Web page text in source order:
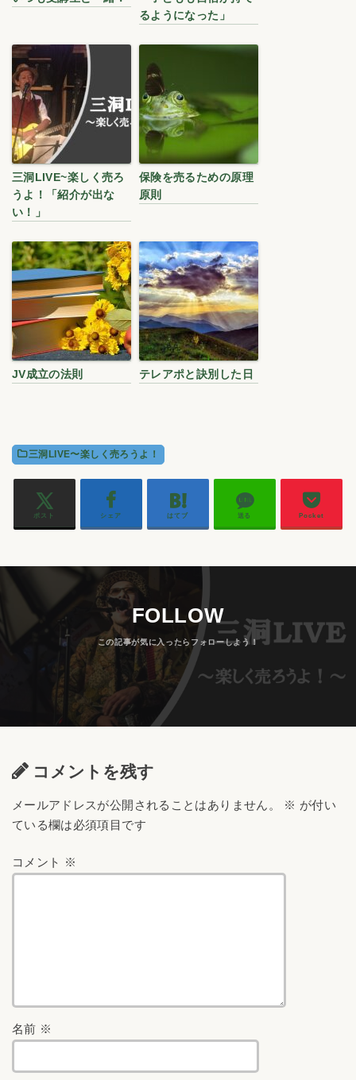
るようになった」
三洞LIVE~楽しく売ろ
うよ！「紹介が出な
い！」
保険を売るための原理
原則
JV成立の法則 テレアポと訣別した日
三洞LIVE〜楽しく売ろうよ！
ポスト シェア はてブ 送る Pocket
FOLLOW
コメントを残す
メールアドレスが公開されることはありません。 ※ が付い
ている欄は必須項目です
コメント ※
名前 ※